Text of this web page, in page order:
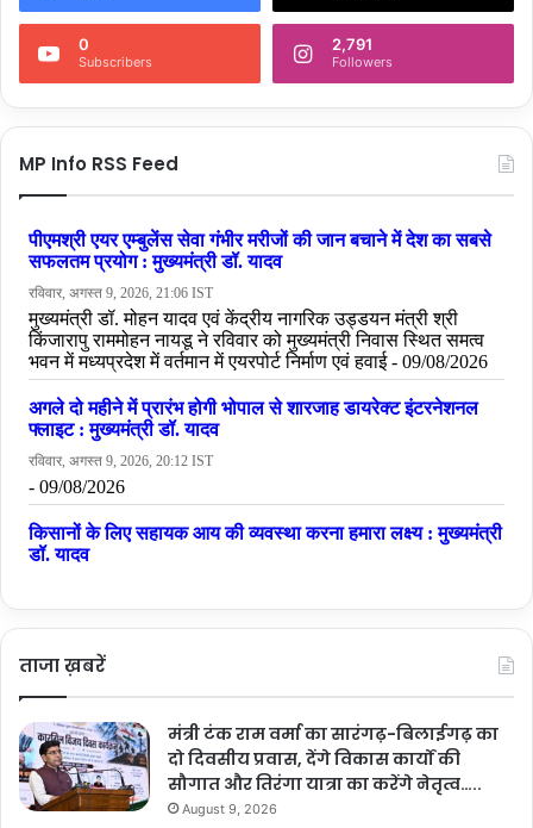
0
Subscribers
2,791
Followers
MP Info RSS Feed
ताजा ख़बरें
मंत्री टंक राम वर्मा का सारंगढ़-बिलाईगढ़ का
दो दिवसीय प्रवास, देंगे विकास कार्यों की
सौगात और तिरंगा यात्रा का करेंगे नेतृत्व…..
August 9, 2026